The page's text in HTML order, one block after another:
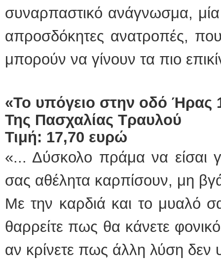
συναρπαστικό ανάγνωσμα, μία
απροσδόκητες ανατροπές, που
μπορούν να γίνουν τα πιο
«Το υπόγειο στην οδό Ήρας
Της Πασχαλίας Τραυλού
Τιμή: 17,70 ευρώ
«... Δύσκολο πράμα να είσαι
σας αθέλητα καρπίσουν, μη
Με την καρδιά και το μυαλό
θαρρείτε πως θα κάνετε
αν κρίνετε πως άλλη λύση δεν